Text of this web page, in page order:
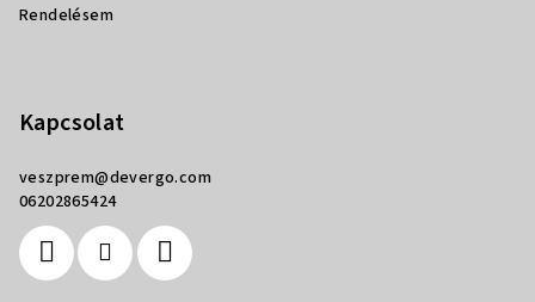
Rendelésem
Kapcsolat
veszprem@devergo.com
06202865424